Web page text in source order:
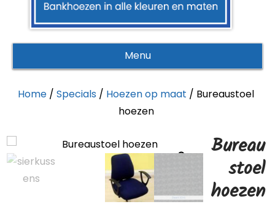
Menu
Home /Specials / Hoezen op maat / Bureaustoel
hoezen
Bureau
stoel
hoezen